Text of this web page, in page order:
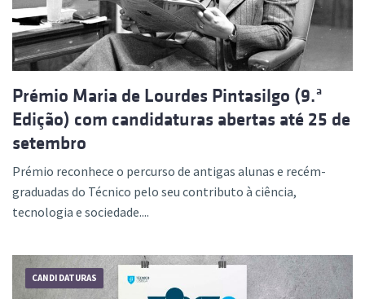
Prémio Maria de Lourdes Pintasilgo (9.ª
Edição) com candidaturas abertas até 25 de
setembro
Prémio reconhece o percurso de antigas alunas e recém-
graduadas do Técnico pelo seu contributo à ciência,
tecnologia e sociedade....
CANDIDATURAS